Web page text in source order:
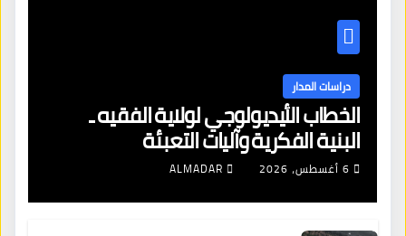
دراسات المدار
الخطاب الأيديولوجي لولاية الفقيه ـ
البنية الفكرية وآليات التعبئة
6 أغسطس، 2026 ALMADAR